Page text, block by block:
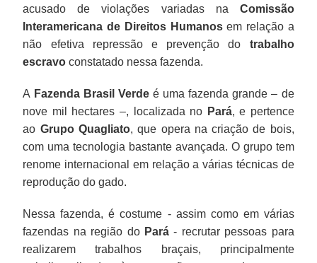
acusado de violações variadas na Comissão
Interamericana de Direitos Humanosem relação a
não efetiva repressão e prevenção do trabalho
escravo constatado nessa fazenda.
A Fazenda Brasil Verdeé uma fazenda grande – de
nove mil hectares –, localizada no Pará, e pertence
ao Grupo Quagliato, que opera na criação de bois,
com uma tecnologia bastante avançada. O grupo tem
renome internacional em relação a várias técnicas de
reprodução do gado.
Nessa fazenda, é costume - assim como em várias
fazendas na região do Pará - recrutar pessoas para
realizarem trabalhos braçais, principalmente